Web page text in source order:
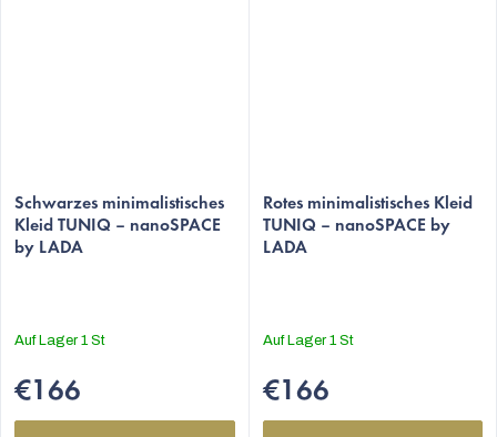
durchschnittliche
Produktbewertung
ist
Schwarzes minimalistisches
Kleid TUNIQ – nanoSPACE
by LADA
Auf Lager1 St
€166
Rotes minimalistisches Kleid
TUNIQ – nanoSPACE by
LADA
Auf Lager1 St
€166